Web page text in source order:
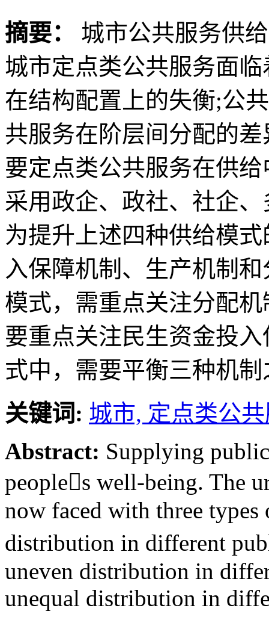
摘要： 城市公共服务供
城市定点类公共服务面
在结构配置上的失衡;公
共服务在阶层间分配的
要定点类公共服务在供
采用政企、政社、社企
为提升上述四种供给模
入保障机制、生产机制
模式，需重点关注分配
要重点关注民生资金投
式中，需要平衡三种机
关键词: 城市, 定点类公
Abstract: Supplying
peoples well-being. The
now faced with three
distribution in different
uneven distribution in
unequal distribution in